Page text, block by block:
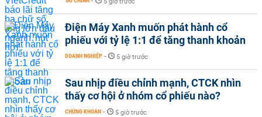
Điện Máy Xanh muốn phát hành cổ
phiếu với tỷ lệ 1:1 để tăng thanh khoản
DOANH NGHIỆP - 5 giờ trước
Sau nhịp điều chỉnh mạnh, CTCK nhìn
thấy cơ hội ở nhóm cổ phiếu nào?
CHỨNG KHOÁN - 5 giờ trước